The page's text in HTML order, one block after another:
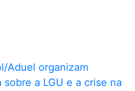
Aduel organizam
a LGU e a crise na